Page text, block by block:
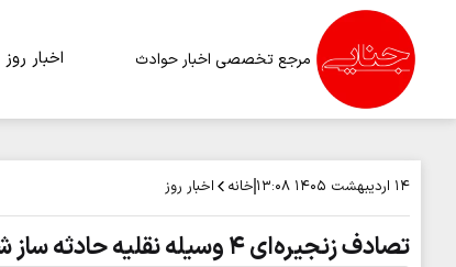
مرجع تخصصی اخبار حوادث اخبار روز
۱۴ اردیبهشت ۱۴۰۵ ۱۳:۰۸ خانه اخبار روز
تصادف زنجیره‌ای ۴ وسیله نقلیه حادثه ساز شد/ عکس